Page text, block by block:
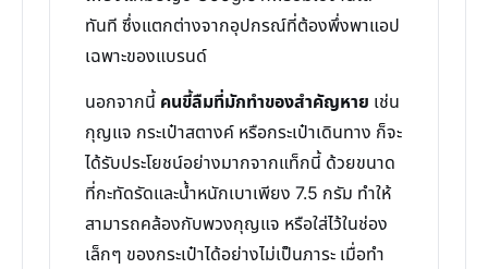
ทันที ซึ่งแตกต่างจากอุปกรณ์ที่ต้องพึ่งพาแอป
เฉพาะของแบรนด์
นอกจากนี้ คนขี้ลืมที่มักทำของสำคัญหาย เช่น
กุญแจ กระเป๋าสตางค์ หรือกระเป๋าเดินทาง ก็จะ
ได้รับประโยชน์อย่างมากจากแท็กนี้ ด้วยขนาด
ที่กะทัดรัดและน้ำหนักเบาเพียง 7.5 กรัม ทำให้
สามารถคล้องกับพวงกุญแจ หรือใส่ไว้ในช่อง
เล็กๆ ของกระเป๋าได้อย่างไม่เป็นภาระ เมื่อทำ